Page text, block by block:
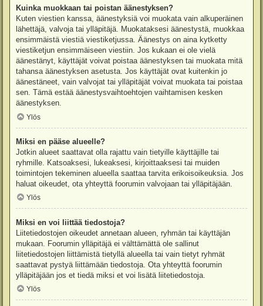
Kuinka muokkaan tai poistan äänestyksen?
Kuten viestien kanssa, äänestyksiä voi muokata vain alkuperäinen
lähettäjä, valvoja tai ylläpitäjä. Muokataksesi äänestystä, muokkaa
ensimmäistä viestiä viestiketjussa. Äänestys on aina kytketty
viestiketjun ensimmäiseen viestiin. Jos kukaan ei ole vielä
äänestänyt, käyttäjät voivat poistaa äänestyksen tai muokata mitä
tahansa äänestyksen asetusta. Jos käyttäjät ovat kuitenkin jo
äänestäneet, vain valvojat tai ylläpitäjät voivat muokata tai poistaa
sen. Tämä estää äänestysvaihtoehtojen vaihtamisen kesken
äänestyksen.
Ylös
Miksi en pääse alueelle?
Jotkin alueet saattavat olla rajattu vain tietyille käyttäjille tai
ryhmille. Katsoaksesi, lukeaksesi, kirjoittaaksesi tai muiden
toimintojen tekeminen alueella saattaa tarvita erikoisoikeuksia. Jos
haluat oikeudet, ota yhteyttä foorumin valvojaan tai ylläpitäjään.
Ylös
Miksi en voi liittää tiedostoja?
Liitetiedostojen oikeudet annetaan alueen, ryhmän tai käyttäjän
mukaan. Foorumin ylläpitäjä ei välttämättä ole sallinut
liitetiedostojen liittämistä tietyllä alueella tai vain tietyt ryhmät
saattavat pystyä liittämään tiedostoja. Ota yhteyttä foorumin
ylläpitäjään jos et tiedä miksi et voi lisätä liitetiedostoja.
Ylös